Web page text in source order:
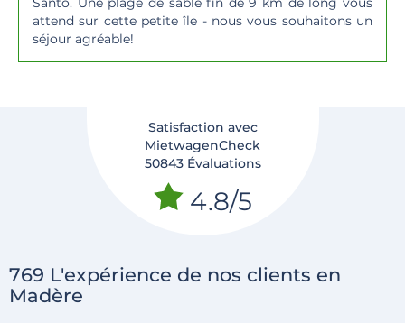
attend sur cette petite île - nous vous souhaitons un
séjour agréable!
Satisfaction avec
MietwagenCheck
50843 Évaluations
4.8/5
769 L'expérience de nos clients en
Madère